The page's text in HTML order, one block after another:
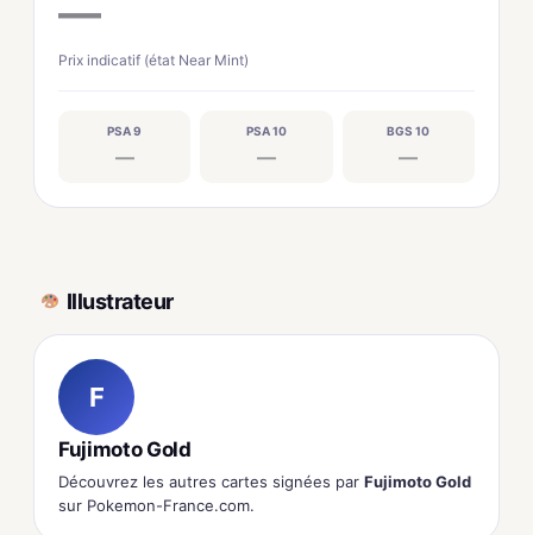
—
Prix indicatif (état Near Mint)
PSA 9
—
PSA 10
—
BGS 10
—
Illustrateur
F
Fujimoto Gold
Découvrez les autres cartes signées par Fujimoto Gold
sur Pokemon-France.com.